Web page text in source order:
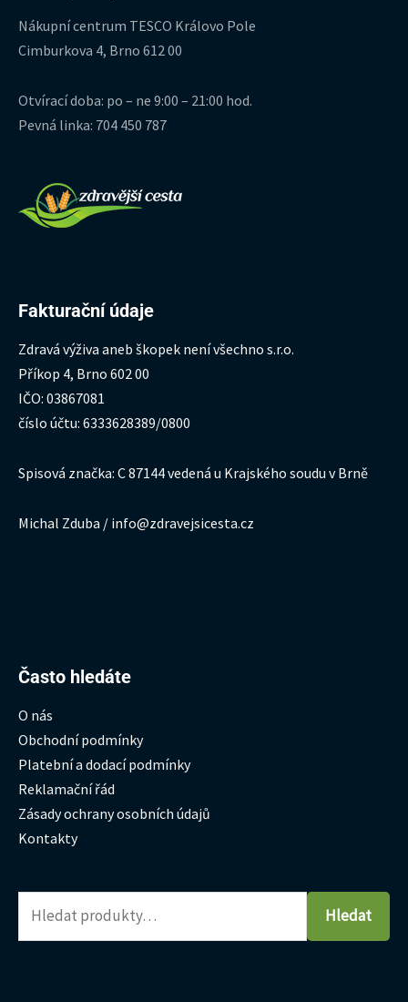
Nákupní centrum TESCO Královo Pole
Cimburkova 4, Brno 612 00
Otvírací doba: po – ne 9:00 – 21:00 hod.
Pevná linka: 704 450 787
Fakturační údaje
Zdravá výživa aneb škopek není všechno s.r.o.
Příkop 4, Brno 602 00
IČO: 03867081
číslo účtu: 6333628389/0800
Spisová značka: C 87144 vedená u Krajského soudu v Brně
Michal Zduba / info@zdravejsicesta.cz
Často hledáte
O nás
Obchodní podmínky
Platební a dodací podmínky
Reklamační řád
Zásady ochrany osobních údajů
Kontakty
Hledat:
Hledat